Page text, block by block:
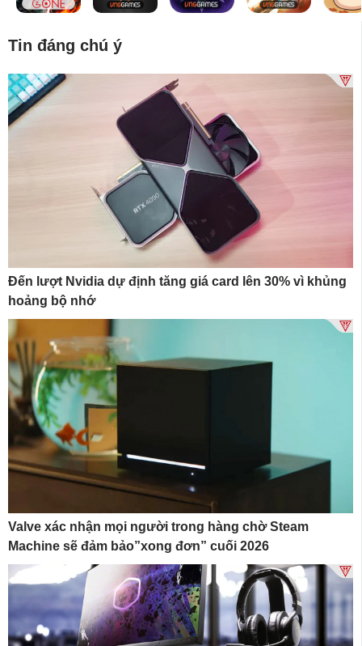
Tin đáng chú ý
Đến lượt Nvidia dự định tăng giá card lên 30% vì khủng
hoảng bộ nhớ
Valve xác nhận mọi người trong hàng chờ Steam
Machine sẽ đảm bảo”xong đơn” cuối 2026